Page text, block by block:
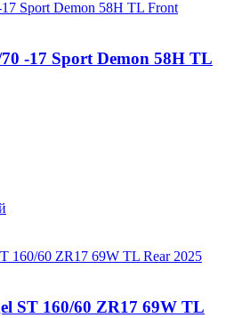
-17 Sport Demon 58H TL
ST 160/60 ZR17 69W TL